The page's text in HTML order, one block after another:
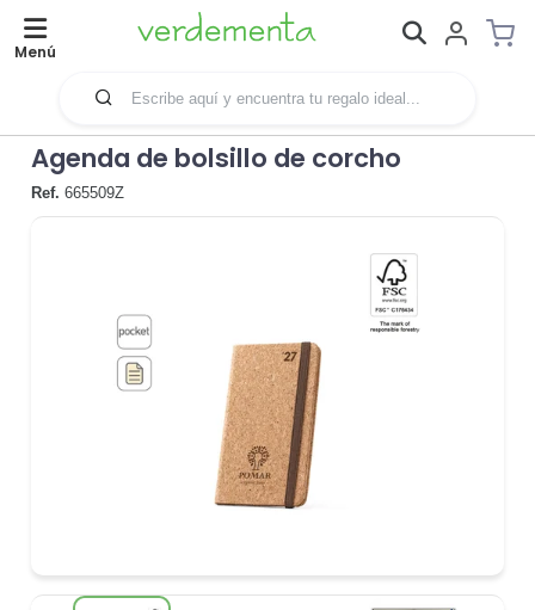
Menú
Agenda de bolsillo de corcho
Ref. 665509Z